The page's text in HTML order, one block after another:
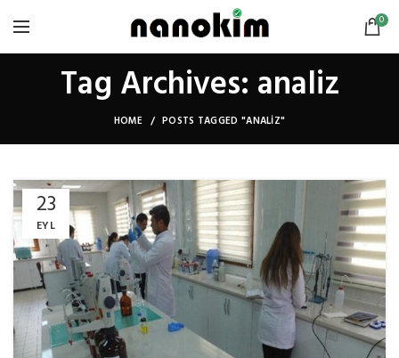
0
Tag Archives: analiz
HOME POSTS TAGGED "ANALIZ"
23
EYL